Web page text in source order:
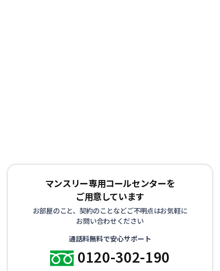
マンスリー専用コールセンターを
ご用意しています
お部屋のこと、契約のことなどご不明点はお気軽に
お問い合わせください
通話料無料で安心サポート
0120-302-190